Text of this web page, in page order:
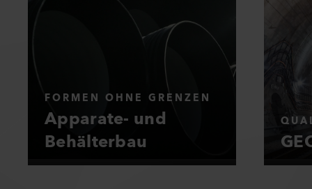
FORMEN OHNE GRENZEN
Apparate- und
Behälterbau